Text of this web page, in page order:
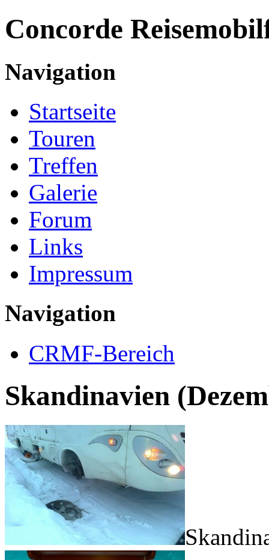
Concorde
Navigation
Startseite
Touren
Treffen
Galerie
Forum
Links
Impressum
Navigation
CRMF-Bereich
Skandinavien